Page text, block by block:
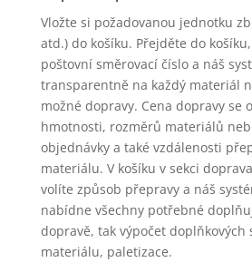
Vložte si požadovanou jednotku
atd.) do košíku. Přejděte do
poštovní směrovací číslo a náš
transparentně na každý materiál
možné dopravy. Cena dopravy se
hmotnosti, rozměrů materiálů
objednávky a také vzdálenosti
materiálu. V košíku v sekci
volíte způsob přepravy a náš
nabídne všechny potřebné
dopravě, tak výpočet doplňkových
materiálu, paletizace.